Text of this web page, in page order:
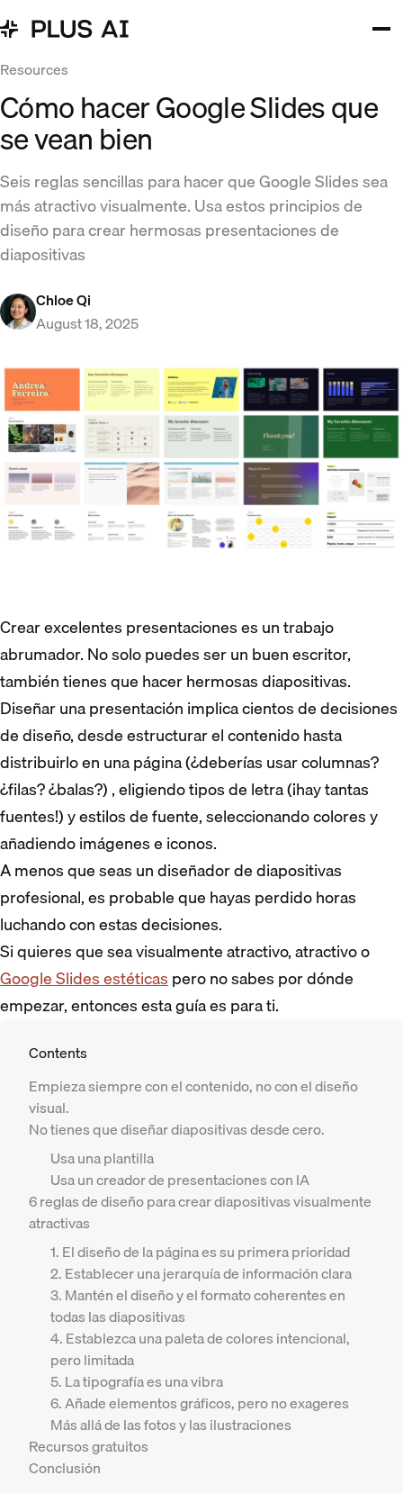
Resources
Cómo hacer Google Slides que
se vean bien
Seis reglas sencillas para hacer que Google Slides sea
más atractivo visualmente. Usa estos principios de
diseño para crear hermosas presentaciones de
diapositivas
Chloe Qi
August 18, 2025
Crear excelentes presentaciones es un trabajo
abrumador. No solo puedes ser un buen escritor,
también tienes que hacer hermosas diapositivas.
Diseñar una presentación implica cientos de decisiones
de diseño, desde estructurar el contenido hasta
distribuirlo en una página (¿deberías usar columnas?
¿filas? ¿balas?) , eligiendo tipos de letra (¡hay tantas
fuentes!) y estilos de fuente, seleccionando colores y
añadiendo imágenes e iconos.
A menos que seas un diseñador de diapositivas
profesional, es probable que hayas perdido horas
luchando con estas decisiones.
Si quieres que sea visualmente atractivo, atractivo o
Google Slides estéticas pero no sabes por dónde
empezar, entonces esta guía es para ti.
Contents
Empieza siempre con el contenido, no con el diseño
visual.
No tienes que diseñar diapositivas desde cero.
Usa una plantilla
Usa un creador de presentaciones con IA
6 reglas de diseño para crear diapositivas visualmente
atractivas
1. El diseño de la página es su primera prioridad
2. Establecer una jerarquía de información clara
3. Mantén el diseño y el formato coherentes en
todas las diapositivas
4. Establezca una paleta de colores intencional,
pero limitada
5. La tipografía es una vibra
6. Añade elementos gráficos, pero no exageres
Más allá de las fotos y las ilustraciones
Recursos gratuitos
Conclusión